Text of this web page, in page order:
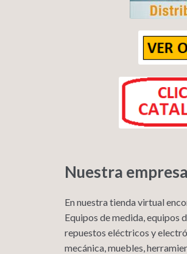
Nuestra
En nuestra tienda virtual
Equipos de medida, equipos
repuestos eléctricos y
mecánica, muebles,